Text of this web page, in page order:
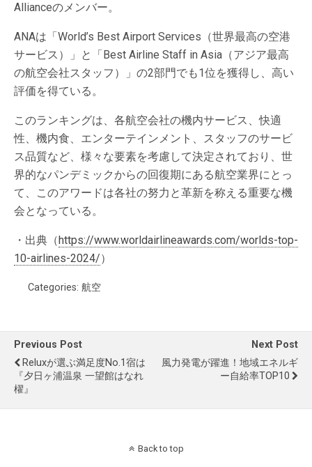
Allianceのメンバー。
ANAは「World’s Best Airport Services（世界最高の空港
サービス）」と「Best Airline Staff in Asia（アジア最高
の航空会社スタッフ）」の2部門でも1位を獲得し、高い
評価を得ている。
このランキングは、各航空会社の機内サービス、快適
性、機内食、エンターテインメント、スタッフのサービ
ス品質など、様々な要素を考慮して決定されており、世
界的なパンデミックからの回復期にある航空業界にとっ
て、このアワードは各社の努力と革新を称える重要な機
会となっている。
・出典（https://www.worldairlineawards.com/worlds-top-
10-airlines-2024/）
Categories: 航空
Previous Post
Reluxが選ぶ満足度No.1宿は
『夕日ヶ浦温泉 一望館はなれ
櫂』
Next Post
風力発電が躍進！地域エネルギ
ー自給率TOP10
Back to top